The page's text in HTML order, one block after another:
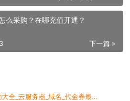
么采购？在哪充值开通？
下一篇 »
2024年阿里云优惠活动大全_云服务器_域名_代金券最新！